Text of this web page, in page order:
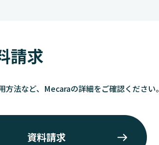
請求
方法など、Mecaraの詳細をご確認ください。
資料請求